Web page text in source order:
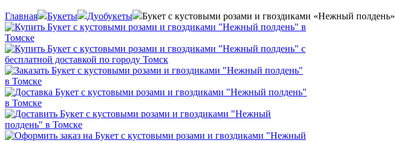
Главная Букеты Дуобукеты Букет с кустовыми розами и гвоздиками «Нежный полдень»